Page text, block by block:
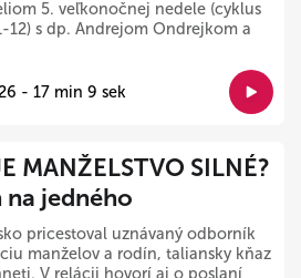
5. veľkonočnej nedele (cyklus
12) s dp. Andrejom Ondrejkom a
- 17 min 9 sek
MANŽELSTVO SILNÉ?
na jedného
pricestoval uznávaný odborník
manželov a rodín, taliansky kňaz
V relácii hovorí aj o poslaní